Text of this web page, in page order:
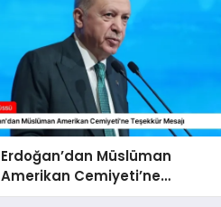
Erdoğan’dan Müslüman
Amerikan Cemiyeti’ne
Teşekkür Mesajı